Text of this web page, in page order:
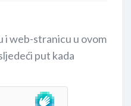
i web-stranicu u ovom
put kada